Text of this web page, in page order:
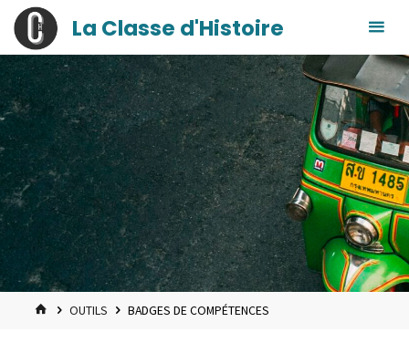
Skip
content
principal
La Classe d'Histoire
HOMEOUTILS BADGES DE COMPÉTENCES